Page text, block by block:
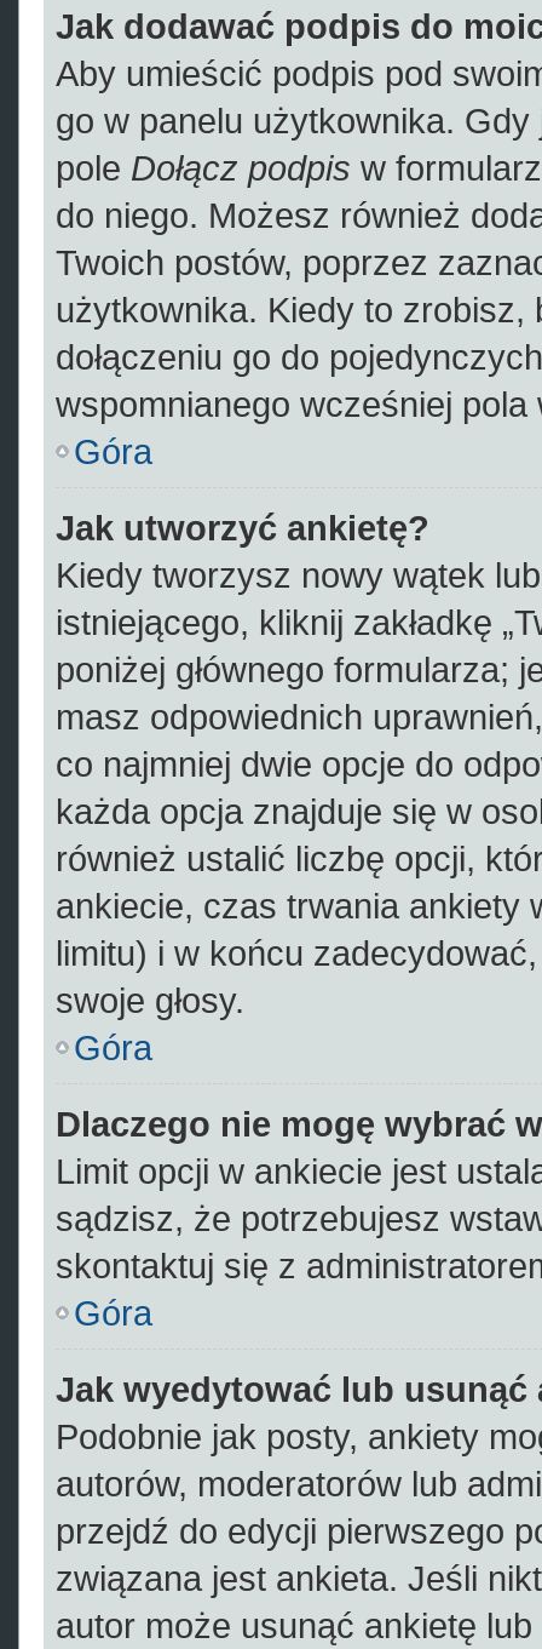
Jak dodawać podpis do
Aby umieścić podpis pod
go w panelu użytkownika.
pole Dołącz podpis w
do niego. Możesz również
Twoich postów, poprzez
użytkownika. Kiedy to zrobisz,
dołączeniu go do
wspomnianego wcześniej
Góra
Jak utworzyć ankietę?
Kiedy tworzysz nowy wątek
istniejącego, kliknij zakładkę
poniżej głównego formularza;
masz odpowiednich
co najmniej dwie opcje do
każda opcja znajduje się w
również ustalić liczbę opcji,
ankiecie, czas trwania ankiety
limitu) i w końcu
swoje głosy.
Góra
Dlaczego nie mogę wybrać
Limit opcji w ankiecie jest
sądzisz, że potrzebujesz
skontaktuj się z
Góra
Jak wyedytować lub usunąć
Podobnie jak posty, ankiety
autorów, moderatorów lub
przejdź do edycji pierwszego
związana jest ankieta. Jeśli
autor może usunąć ankietę